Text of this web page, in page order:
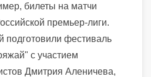
билеты на матчи
премьер-лиги.
подготовили фестиваль
с участием
Дмитрия Аленичева,